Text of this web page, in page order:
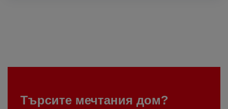
Търсите мечтания дом?